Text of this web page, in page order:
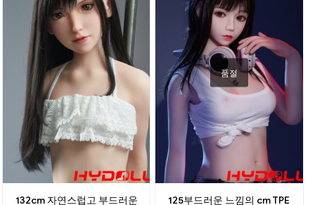
132cm 자연스럽고 부드러운
품절
125부드러운 느낌의 cm TPE